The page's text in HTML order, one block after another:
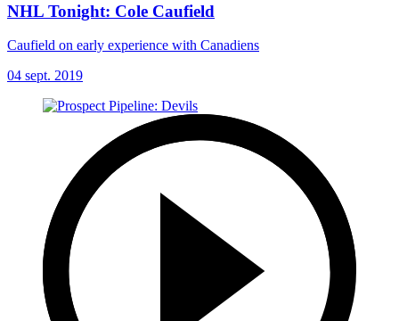
NHL Tonight: Cole Caufield
Caufield on early experience with Canadiens
04 sept. 2019